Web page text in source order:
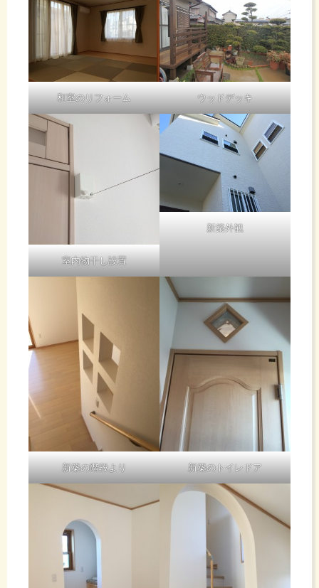
和室のリフォーム ウッドデッキ
室内物干し設置
新築外観
新築の階段より 新築のトイレドア